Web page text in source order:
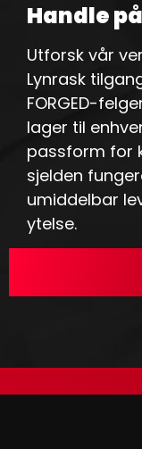
Handle
Utforsk vår
Lynrask
FORGED-
lager til
passform for
sjelden
umiddelbar
ytelse.